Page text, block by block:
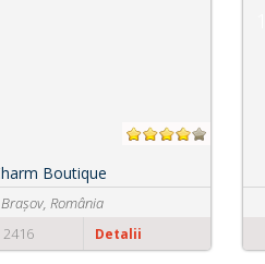
Casa Timar
Brașov, România
Detalii